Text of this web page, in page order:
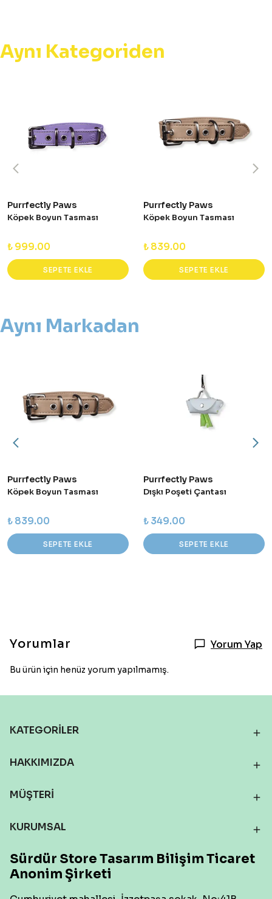
Aynı Kategoriden
Purrfectly Paws
Köpek Boyun Tasması
₺ 999.00
SEPETE EKLE
Purrfectly Paws
Köpek Boyun Tasması
₺ 839.00
SEPETE EKLE
Aynı Markadan
Purrfectly Paws
Köpek Boyun Tasması
₺ 839.00
SEPETE EKLE
Purrfectly Paws
Dışkı Poşeti Çantası
₺ 349.00
SEPETE EKLE
Yorumlar Yorum Yap
Bu ürün için henüz yorum yapılmamış.
KATEGORİLER
HAKKIMIZDA
MÜŞTERİ
KURUMSAL
Sürdür Store Tasarım Bilişim Ticaret
Anonim Şirketi